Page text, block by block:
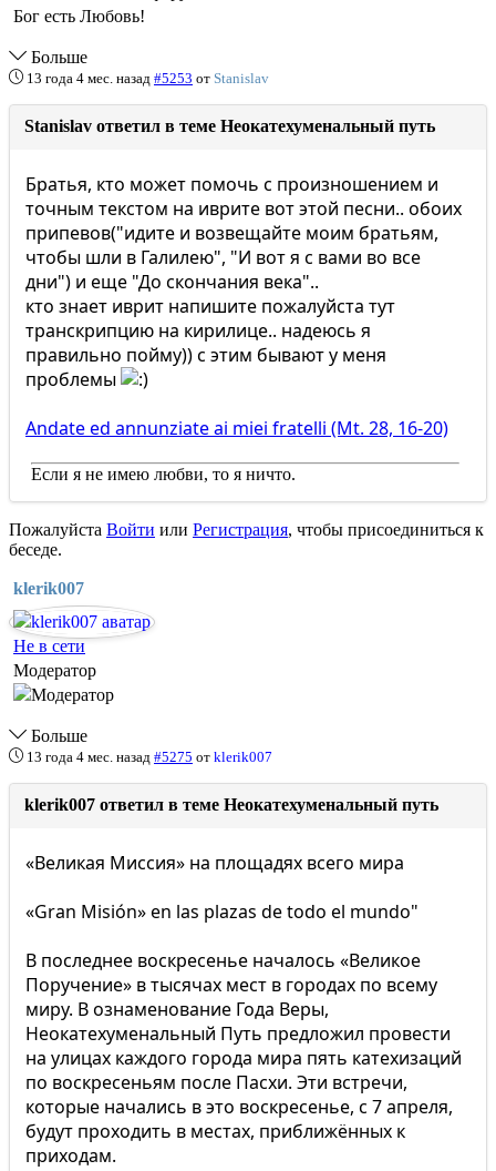
Бог есть Любовь!
Больше
13 года 4 мес. назад #5253 от Stanislav
Stanislav ответил в теме Неокатехуменальный путь
Братья, кто может помочь с произношением и
точным текстом на иврите вот этой песни.. обоих
припевов("идите и возвещайте моим братьям,
чтобы шли в Галилею", "И вот я с вами во все
дни") и еще "До скончания века"..
кто знает иврит напишите пожалуйста тут
транскрипцию на кирилице.. надеюсь я
правильно пойму)) с этим бывают у меня
проблемы
Andate ed annunziate ai miei fratelli (Mt. 28, 16-20)
Если я не имею любви, то я ничто.
Пожалуйста Войти или Регистрация, чтобы присоединиться к
беседе.
klerik007
Не в сети
Модератор
Больше
13 года 4 мес. назад #5275 от klerik007
klerik007 ответил в теме Неокатехуменальный путь
«Великая Миссия» на площадях всего мира
«Gran Misión» en las plazas de todo el mundo"
В последнее воскресенье началось «Великое
Поручение» в тысячах мест в городах по всему
миру. В ознаменование Года Веры,
Неокатехуменальный Путь предложил провести
на улицах каждого города мира пять катехизаций
по воскресеньям после Пасхи. Эти встречи,
которые начались в это воскресенье, с 7 апреля,
будут проходить в местах, приближённых к
приходам.